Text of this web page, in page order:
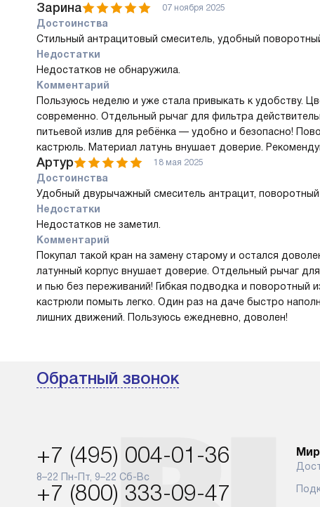
Зарина 07 ноября 2025
Достоинства
Стильный антрацитовый смеситель, удобный
Недостатки
Недостатков не обнаружила.
Комментарий
Пользуюсь неделю и уже стала привыкать к удобству.
современно. Отдельный рычаг для фильтра
питьевой излив для ребёнка — удобно и безопасно!
кастрюль. Материал латунь внушает доверие.
Артур 18 мая 2025
Достоинства
Удобный двурычажный смеситель антрацит,
Недостатки
Недостатков не заметил.
Комментарий
Покупал такой кран на замену старому и остался
латунный корпус внушает доверие. Отдельный рычаг
и пью без переживаний! Гибкая подводка и
кастрюли помыть легко. Один раз на даче быстро
лишних движений. Пользуюсь ежедневно, доволен!
Обратный звонок
+7 (495) 004-01-36
8–22 Пн-Пт, 9–22 Сб-Вс
+7 (800) 333-09-47